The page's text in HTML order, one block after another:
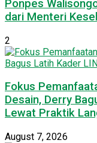
Ponpes
dari Menteri
2
Fokus
Desain, Derry
Lewat Praktik
August 7, 2026